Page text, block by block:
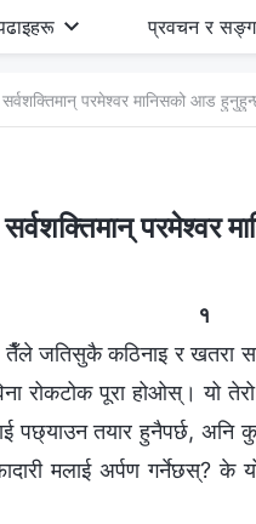
प्रवचन र
परमेश्‍वर मानिसको आड
परमेश्‍वर
१
जतिसुकै कठिनाइ र खतरा
रोकटोक पूरा होओस्। यो
पछ्याउन तयार हुनैपर्छ,
मलाई अर्पण गर्नेछस्? के